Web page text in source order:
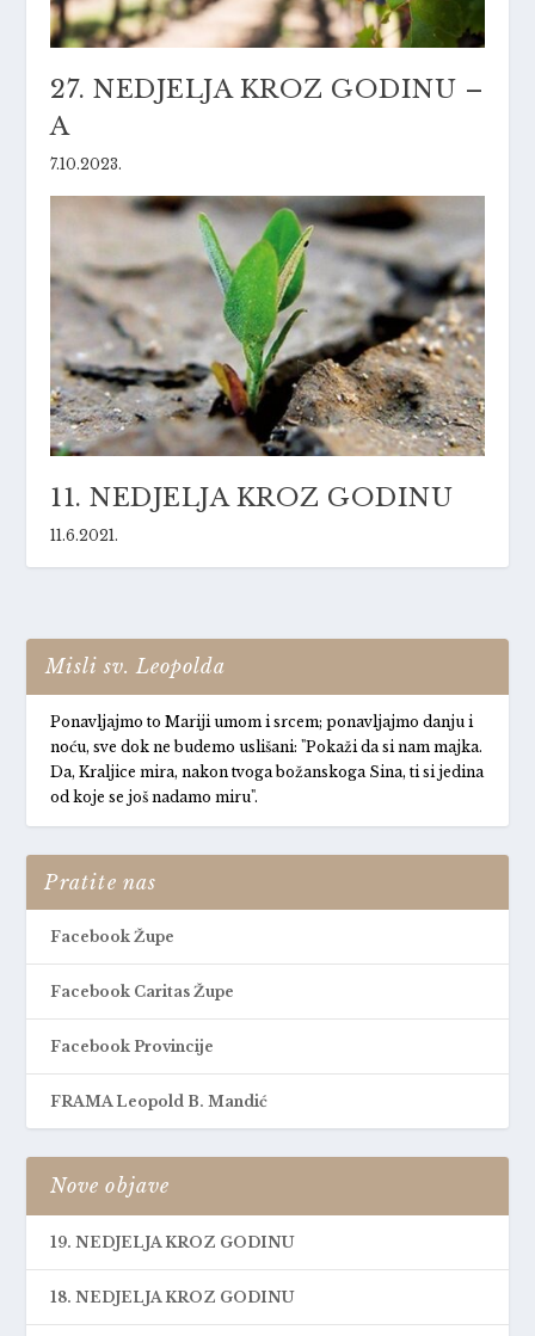
27. NEDJELJA KROZ GODINU –
A
7.10.2023.
11. NEDJELJA KROZ GODINU
11.6.2021.
Misli sv. Leopolda
Ponavljajmo to Mariji umom i srcem; ponavljajmo danju i
noću, sve dok ne budemo uslišani: "Pokaži da si nam majka.
Da, Kraljice mira, nakon tvoga božanskoga Sina, ti si jedina
od koje se još nadamo miru".
Pratite nas
Facebook Župe
Facebook Caritas Župe
Facebook Provincije
FRAMA Leopold B. Mandić
Nove objave
19. NEDJELJA KROZ GODINU
18. NEDJELJA KROZ GODINU